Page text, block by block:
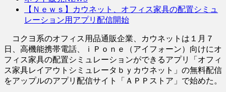
【Ｎｅｗｓ】カウネット、オフィス家具の配置シミュ
レーション用アプリ配信開始
コクヨ系のオフィス用品通販企業、カウネットは１月７
日、高機能携帯電話、ｉＰｏｎｅ（アイフォーン）向けにオ
フィス家具の配置シミュレーションができるアプリ「オフィ
ス家具レイアウトシミュレータｂｙカウネット」の無料配信
をアップルのアプリ配信サイト「ＡＰＰストア」で始めた。